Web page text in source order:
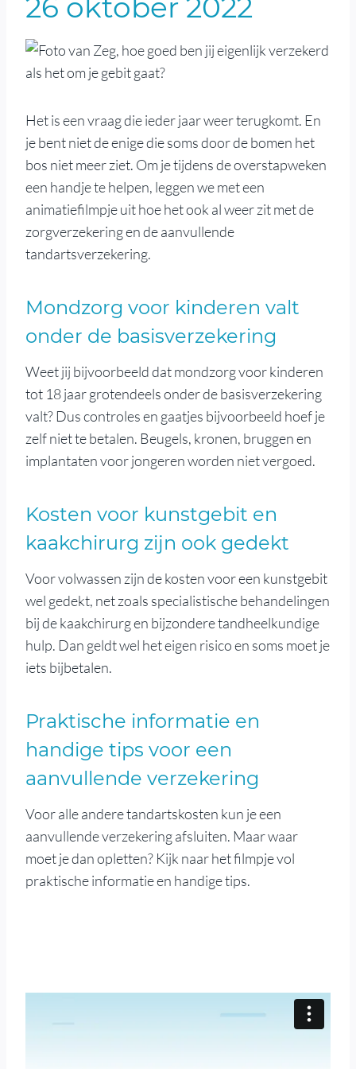
Het is een vraag die ieder jaar weer terugkomt. En
je bent niet de enige die soms door de bomen het
bos niet meer ziet. Om je tijdens de overstapweken
een handje te helpen, leggen we met een
animatiefilmpje uit hoe het ook al weer zit met de
zorgverzekering en de aanvullende
tandartsverzekering.
Mondzorg voor kinderen valt
onder de basisverzekering
Weet jij bijvoorbeeld dat mondzorg voor kinderen
tot 18 jaar grotendeels onder de basisverzekering
valt? Dus controles en gaatjes bijvoorbeeld hoef je
zelf niet te betalen. Beugels, kronen, bruggen en
implantaten voor jongeren worden niet vergoed.
Kosten voor kunstgebit en
kaakchirurg zijn ook gedekt
Voor volwassen zijn de kosten voor een kunstgebit
wel gedekt, net zoals specialistische behandelingen
bij de kaakchirurg en bijzondere tandheelkundige
hulp. Dan geldt wel het eigen risico en soms moet je
iets bijbetalen.
Praktische informatie en
handige tips voor een
aanvullende verzekering
Voor alle andere tandartskosten kun je een
aanvullende verzekering afsluiten. Maar waar
moet je dan opletten? Kijk naar het filmpje vol
praktische informatie en handige tips.